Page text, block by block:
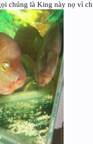
chúng là King này nọ vì